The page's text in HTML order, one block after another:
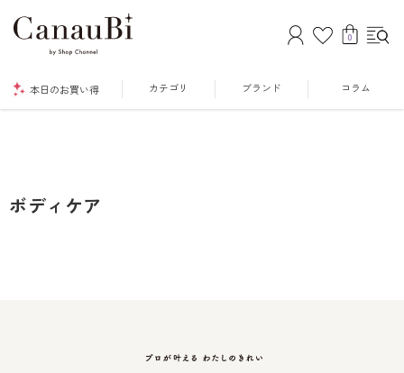
0
本日のお買い得 カテゴリ ブランド コラム
ボディケア